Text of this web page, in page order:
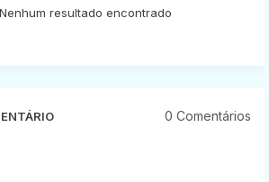
Nenhum resultado encontrado
0 Comentários